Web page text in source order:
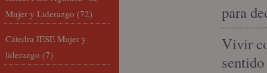
para
Vivir
Mujer y Liderazgo (72)
Cátedra IESE Mujer y
liderazgo (7)